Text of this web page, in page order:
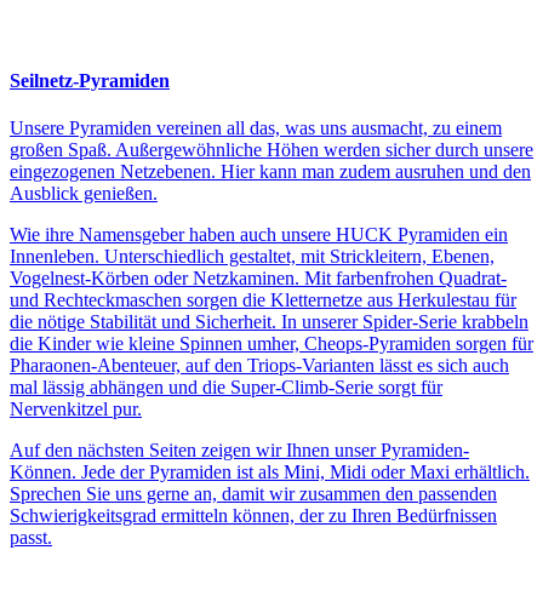
Seilnetz-Pyramiden
Unsere Pyramiden vereinen all das, was uns ausmacht, zu einem
großen Spaß. Außergewöhnliche Höhen werden sicher durch unsere
eingezogenen Netzebenen. Hier kann man zudem ausruhen und den
Ausblick genießen.
Wie ihre Namensgeber haben auch unsere HUCK Pyramiden ein
Innenleben. Unterschiedlich gestaltet, mit Strickleitern, Ebenen,
Vogelnest-Körben oder Netzkaminen. Mit farbenfrohen Quadrat-
und Rechteckmaschen sorgen die Kletternetze aus Herkulestau für
die nötige Stabilität und Sicherheit. In unserer Spider-Serie krabbeln
die Kinder wie kleine Spinnen umher, Cheops-Pyramiden sorgen für
Pharaonen-Abenteuer, auf den Triops-Varianten lässt es sich auch
mal lässig abhängen und die Super-Climb-Serie sorgt für
Nervenkitzel pur.
Auf den nächsten Seiten zeigen wir Ihnen unser Pyramiden-
Können. Jede der Pyramiden ist als Mini, Midi oder Maxi erhältlich.
Sprechen Sie uns gerne an, damit wir zusammen den passenden
Schwierigkeitsgrad ermitteln können, der zu Ihren Bedürfnissen
passt.